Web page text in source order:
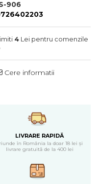
906
4Lei pentru comenzile
Cere informatii
LIVRARE RAPIDĂ
în România la doar 18 lei și
livrare gratuită de la 400 lei